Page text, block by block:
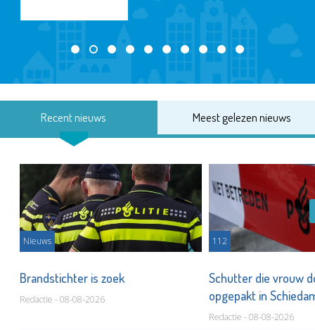
Recent nieuws Meest gelezen nieuws
Nieuws
Brandstichter is zoek
Redactie - 08-08-2026
112
Schutter die vrouw
opgepakt in
Redactie - 08-08-2026